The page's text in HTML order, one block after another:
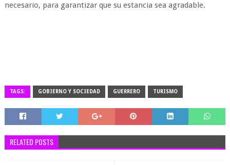
necesario, para garantizar que su estancia sea agradable.
TAGS: GOBIERNO Y SOCIEDAD GUERRERO TURISMO
RELATED POSTS